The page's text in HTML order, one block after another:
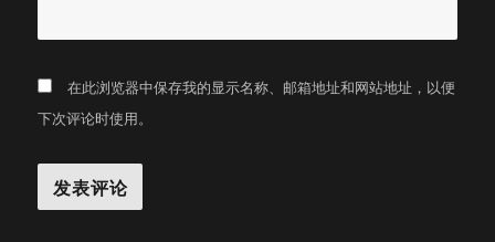
在此浏览器中保存我的显示名称、邮箱地址和网站地址，以便
下次评论时使用。